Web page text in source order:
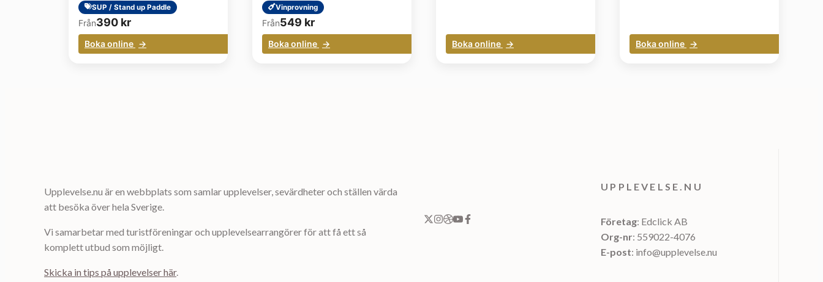
SUP / Stand up Paddle
Från390 kr
Boka online
Vinprovning
Från549 kr
Boka online Boka online Boka online
Upplevelse.nu är en webbplats som samlar upplevelser, sevärdheter och ställen värda
att besöka över hela Sverige.
Vi samarbetar med turistföreningar och upplevelsearrangörer för att få ett så
komplett utbud som möjligt.
Skicka in tips på upplevelser här.
UPPLEVELSE.NU
Företag: Edclick AB
Org-nr: 559022-4076
E-post: info@upplevelse.nu